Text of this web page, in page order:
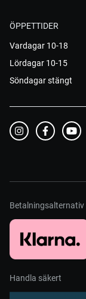
ÖPPETTIDER
Vardagar 10-18
Lördagar 10-15
Söndagar stängt
Betalningsalternativ
Handla säkert